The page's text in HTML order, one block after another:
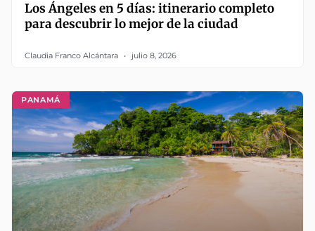
Los Ángeles en 5 días: itinerario completo
para descubrir lo mejor de la ciudad
Claudia Franco Alcántara julio 8, 2026
PANAMÁ